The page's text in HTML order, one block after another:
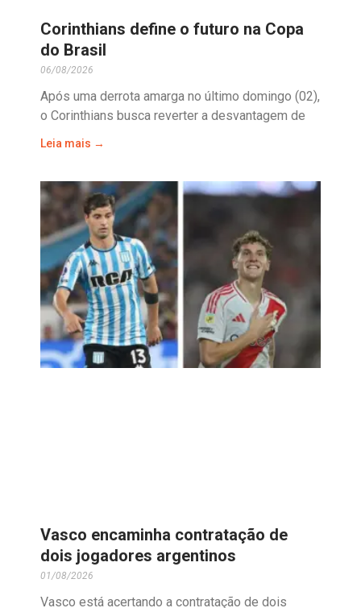
Corinthians define o futuro na Copa
do Brasil
06/08/2026
Após uma derrota amarga no último domingo (02),
o Corinthians busca reverter a desvantagem de
Leia mais →
Vasco encaminha contratação de
dois jogadores argentinos
01/08/2026
Vasco está acertando a contratação de dois